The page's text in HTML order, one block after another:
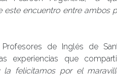
encuentro entre ambos
de Inglés de
experiencias que
felicitamos por el